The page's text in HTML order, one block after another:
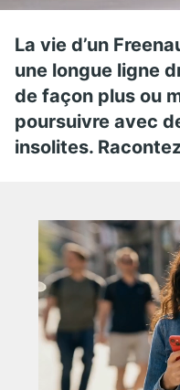
La vie d’un
une longue ligne
de façon plus ou
poursuivre avec
insolites.